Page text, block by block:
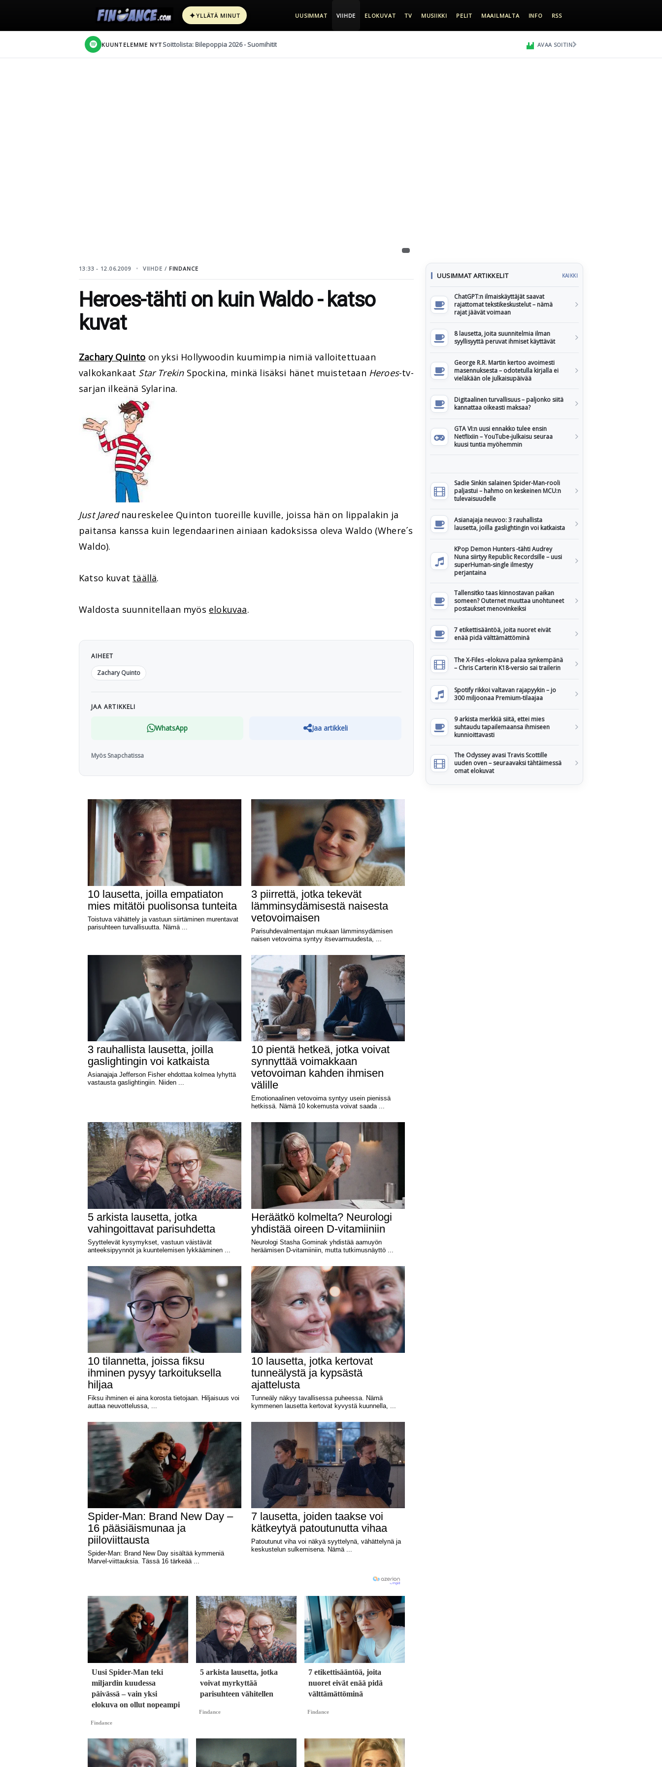
✦YLLÄTÄ MINUT UUSIMMAT VIIHDE ELOKUVAT TV MUSIIKKI PELIT MAAILMALTA INFO RSS
KUUNTELEMME NYT Soittolista: Bilepoppia 2026 - Suomihitit AVAA SOITIN
13:33 - 12.06.2009 VIIHDE / FINDANCE
Heroes-tähti on kuin Waldo - katso
kuvat
Zachary Quinto on yksi Hollywoodin kuumimpia nimiä valloitettuaan
valkokankaat Star TrekinSpockina, minkä lisäksi hänet muistetaan Heroes-tv-
sarjan ilkeänä Sylarina.
Just Jarednaureskelee Quinton tuoreille kuville, joissa hän on lippalakin ja
paitansa kanssa kuin legendaarinen ainiaan kadoksissa oleva Waldo (Where´s
Waldo).
Katso kuvat täällä.
Waldosta suunnitellaan myös elokuvaa.
AIHEET
Zachary Quinto
JAA ARTIKKELI
WhatsApp Jaa artikkeli
Myös Snapchatissa
Uusi Spider-Man teki
miljardin kuudessa
päivässä – vain yksi
elokuva on ollut nopeampi
Findance
5 arkista lausetta, jotka
voivat myrkyttää
parisuhteen vähitellen
Findance
7 etikettisääntöä, joita
nuoret eivät enää pidä
välttämättöminä
Findance
UUSIMMAT ARTIKKELIT KAIKKI
ChatGPT:n ilmaiskäyttäjät saavat
rajattomat tekstikeskustelut – nämä
rajat jäävät voimaan
8 lausetta, joita suunnitelmia ilman
syyllisyyttä peruvat ihmiset käyttävät
George R.R. Martin kertoo avoimesti
masennuksesta – odotetulla kirjalla ei
vieläkään ole julkaisupäivää
Digitaalinen turvallisuus – paljonko siitä
kannattaa oikeasti maksaa?
GTA VI:n uusi ennakko tulee ensin
Netflixiin – YouTube-julkaisu seuraa
kuusi tuntia myöhemmin
Sadie Sinkin salainen Spider-Man-rooli
paljastui – hahmo on keskeinen MCU:n
tulevaisuudelle
Asianajaja neuvoo: 3 rauhallista
lausetta, joilla gaslightingin voi katkaista
KPop Demon Hunters -tähti Audrey
Nuna siirtyy Republic Recordsille – uusi
superHuman-single ilmestyy
perjantaina
Tallensitko taas kiinnostavan paikan
someen? Outernet muuttaa unohtuneet
postaukset menovinkeiksi
7 etikettisääntöä, joita nuoret eivät
enää pidä välttämättöminä
The X-Files -elokuva palaa synkempänä
– Chris Carterin K18-versio sai trailerin
Spotify rikkoi valtavan rajapyykin – jo
300 miljoonaa Premium-tilaajaa
9 arkista merkkiä siitä, ettei mies
suhtaudu tapailemaansa ihmiseen
kunnioittavasti
The Odyssey avasi Travis Scottille
uuden oven – seuraavaksi tähtäimessä
omat elokuvat